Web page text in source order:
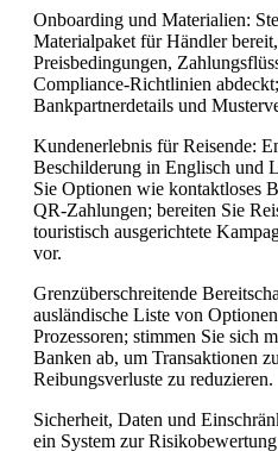
Onboarding und Materialien:
Materialpaket für Händler
Preisbedingungen,
Compliance-Richtlinien
Bankpartnerdetails und
Kundenerlebnis für Reisende:
Beschilderung in Englisch und
Sie Optionen wie kontaktloses
QR-Zahlungen; bereiten Sie
touristisch ausgerichtete
vor.
Grenzüberschreitende
ausländische Liste von
Prozessoren; stimmen Sie sich
Banken ab, um Transaktionen
Reibungsverluste zu reduzieren.
Sicherheit, Daten und
ein System zur